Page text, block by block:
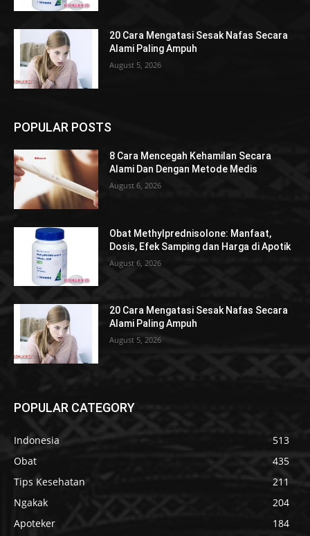
20 Cara Mengatasi Sesak Nafas Secara
Alami Paling Ampuh
August 5, 2026
POPULAR POSTS
8 Cara Mencegah Kehamilan Secara
Alami Dan Dengan Metode Medis
August 6, 2026
Obat Methylprednisolone: Manfaat,
Dosis, Efek Samping dan Harga di Apotik
August 6, 2026
20 Cara Mengatasi Sesak Nafas Secara
Alami Paling Ampuh
August 5, 2026
POPULAR CATEGORY
Indonesia
513
Obat
435
Tips Kesehatan
211
Ngakak
204
Apoteker
184